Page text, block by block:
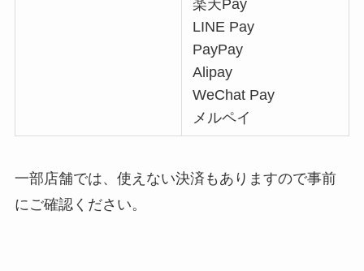
楽天Pay
LINE Pay
PayPay
Alipay
WeChat Pay
メルペイ
一部店舗では、使えない決済もありますので事前
にご確認ください。